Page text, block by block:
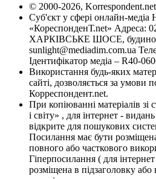
© 2000-2026, Korrespondent.net
Суб'єкт у сфері онлайн-медіа
«КореспонденТ.net» Адреса:
ХАРКІВСЬКЕ ШОСЕ, будинок
sunlight@mediadim.com.ua
Ідентифікатор медіа – R40-
Використання будь-яких
сайті, дозволяється за умови
Корреспондент.net.
При копіюванні матеріалів
і світу» , для інтернет -
відкрите для пошукових
Посилання має бути
повного або часткового
Гіперпосилання ( для
розміщена в підзаголовку